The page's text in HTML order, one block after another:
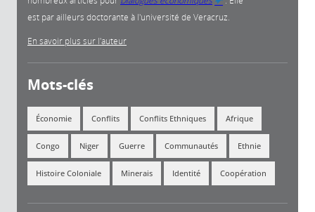
external)
est par ailleurs doctorante à l'université de Veracruz.
En savoir plus sur l'auteur
Mots-clés
Économie Conflits Conflits Ethniques Afrique
Congo Niger Guerre Communautés Ethnie
Histoire Coloniale Minerais Identité Coopération